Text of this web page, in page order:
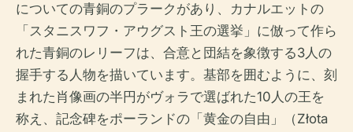
についての青銅のプラークがあり、カナルエットの
「スタニスワフ・アウグスト王の選挙」に倣って作ら
れた青銅のレリーフは、合意と団結を象徴する3人の
握手する人物を描いています。基部を囲むように、刻
まれた肖像画の半円がヴォラで選ばれた10人の王を
称え、記念碑をポーランドの「黄金の自由」（Złota